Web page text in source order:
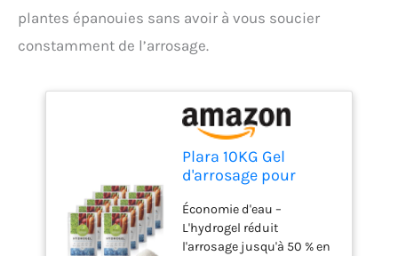
plantes épanouies sans avoir à vous soucier
constamment de l’arrosage.
Plara 10KG Gel
d'arrosage pour
Rétenteur Intérieur
et Extérieur
Économie d'eau –
L'hydrogel réduit
l'arrosage jusqu'à 50 % en